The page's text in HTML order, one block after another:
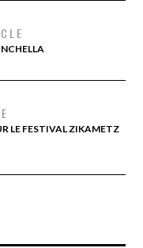
LE FESTIVAL ZIKAMETZ